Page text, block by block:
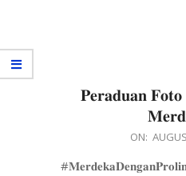
𝐏𝐞𝐫𝐚𝐝𝐮𝐚𝐧
ON: